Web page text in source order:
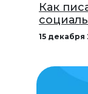
Как
15 декабря